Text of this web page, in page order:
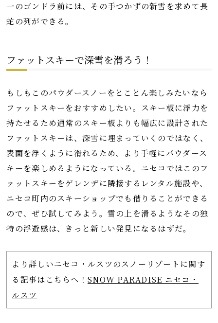
一のゴンドラ前には、その手つかずの新雪を求めて長
蛇の列ができる。
ファットスキーで深雪を滑ろう！
もしもこのパウダースノーをとことん楽しみたいなら
ファットスキーをおすすめしたい。スキー板に浮力を
持たせるため通常のスキー板よりも幅広に設計された
ファットスキーは、深雪に埋まっていくのではなく、
表面を浮くように滑れるため、より手軽にパウダース
キーを楽しめるようになっている。ニセコではこのフ
ァットスキーをゲレンデに隣接するレンタル施設や、
ニセコ町内のスキーショップでも借りることができる
ので、ぜひ試してみよう。雪の上を滑るようなその独
特の浮遊感は、きっと新しい発見になるはずだ。
より詳しいニセコ・ルスツのスノーリゾートに関す
る記事はこちらへ！ SNOW PARADISE ニセコ・
ルスツ